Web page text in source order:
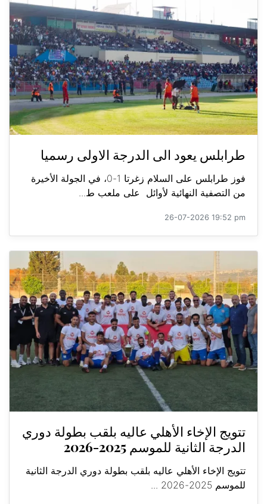
طرابلس يعود الى الدرجة الاولى رسميا
فوز طرابلس على السلام زغرتا 1-0، في الجولة الأخيرة
من التصفية النهائية لأوائل على ملعب ط...
26-07-2026 19:52 pm
تتويج الإخاء الأهلي عاليه بلقب بطولة دوري
الدرجة الثانية للموسم 2025-2026
تتويج الإخاء الأهلي عاليه بلقب بطولة دوري الدرجة الثانية
للموسم 2025-2026 ...